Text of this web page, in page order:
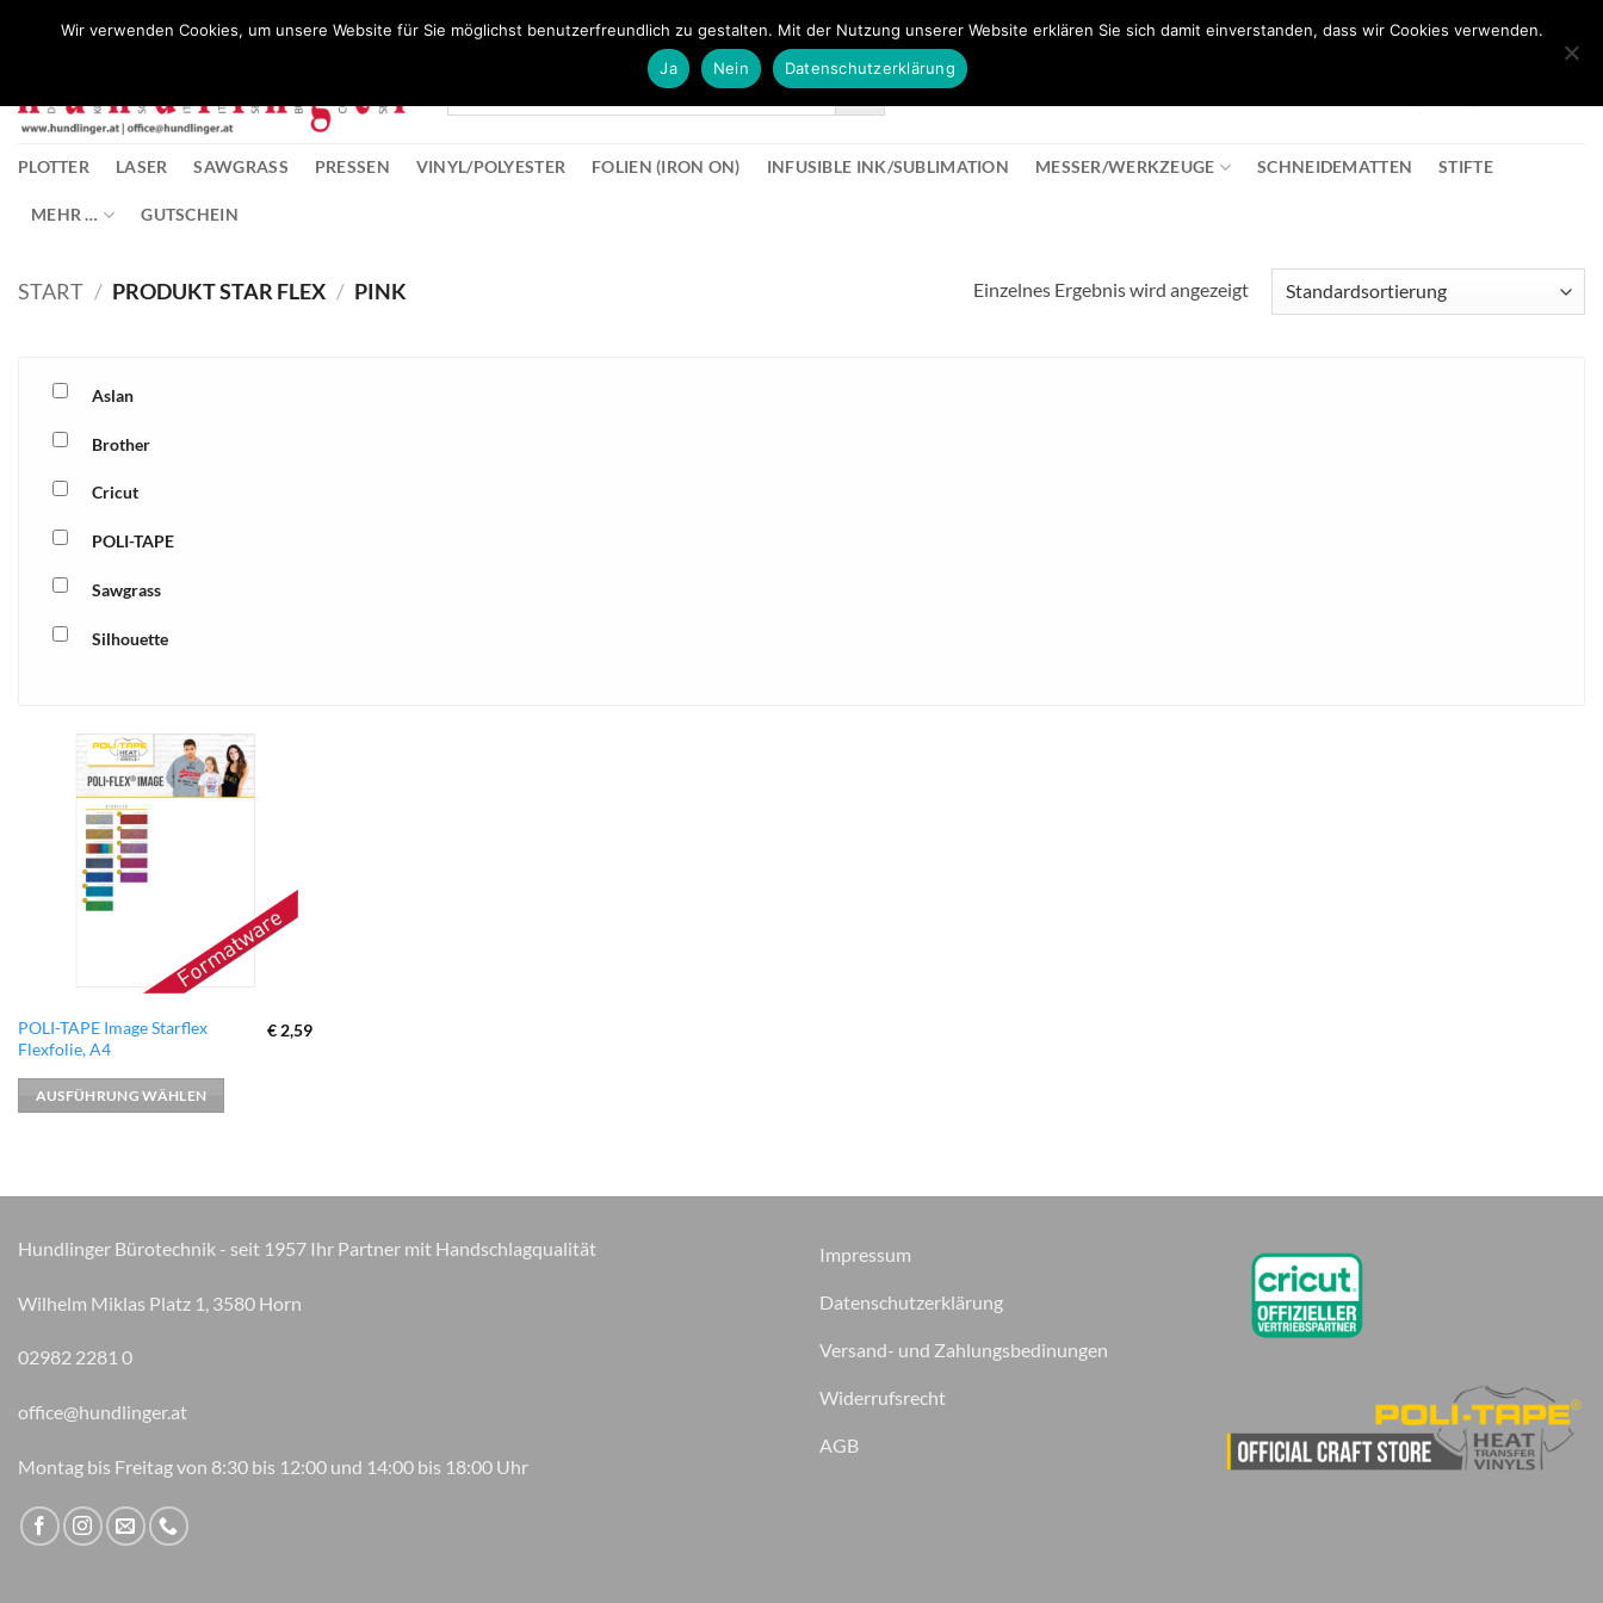
PLOTTER LASER SAWGRASS PRESSEN VINYL/POLYESTER FOLIEN (IRON ON) INFUSIBLE INK/SUBLIMATION MESSER/WERKZEUGE SCHNEIDEMATTEN STIFTE
MEHR … GUTSCHEIN
START / PRODUKT STAR FLEX / PINK Einzelnes Ergebnis wird angezeigt
Aslan
Brother
Cricut
POLI-TAPE
Sawgrass
Silhouette
zur
Wunschliste
POLI-TAPE Image Starflex
Flexfolie, A4
€2,59
AUSFÜHRUNG WÄHLEN
Dieses
Produkt
weist
mehrere
können
der
gewählt
Hundlinger Bürotechnik - seit 1957 Ihr Partner mit Handschlagqualität
Wilhelm Miklas Platz 1, 3580 Horn
02982 2281 0
office@hundlinger.at
Montag bis Freitag von 8:30 bis 12:00 und 14:00 bis 18:00 Uhr
Impressum
Datenschutzerklärung
Versand- und Zahlungsbedinungen
Widerrufsrecht
AGB
Wir verwenden Cookies, um unsere Website für Sie möglichst benutzerfreundlich zu gestalten. Mit der Nutzung unserer Website erklären Sie sich damit einverstanden, dass wir Cookies verwenden.
Ja
Nein Datenschutzerklärung